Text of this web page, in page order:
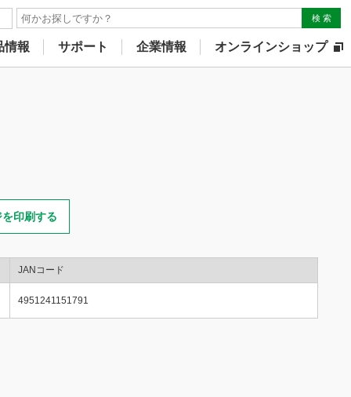
検 索
情報 サポート 企業情報 オンラインショップ
印刷する
JANコード
4951241151791